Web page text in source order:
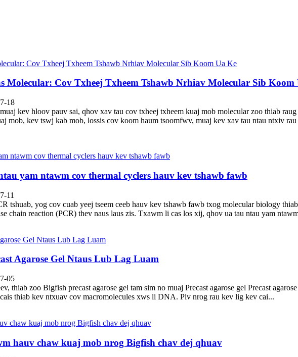
Molecular: Cov Txheej Txheem Tshawb Nrhiav Molecular Sib Koom
18
kev hloov pauv sai, qhov xav tau cov txheej txheem kuaj mob molecular zoo thiab
mob, kev tswj kab mob, lossis cov koom haum tsoomfwv, muaj kev xav tau ntau ntxiv
yam ntawm cov thermal cyclers hauv kev tshawb fawb
11
tshuab, yog cov cuab yeej tseem ceeb hauv kev tshawb fawb txog molecular biology
chain reaction (PCR) thev naus laus zis. Txawm li cas los xij, qhov ua tau ntau yam
Agarose Gel Ntaus Lub Lag Luam
05
thiab zoo Bigfish precast agarose gel tam sim no muaj Precast agarose gel Precast
thiab kev ntxuav cov macromolecules xws li DNA. Piv nrog rau kev lig kev cai...
hauv chaw kuaj mob nrog Bigfish chav dej qhuav